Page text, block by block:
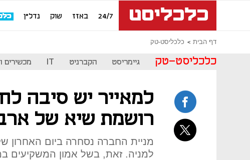
24/7 באזז שוק נדל"ן
דף הבית כלכליסט-טק
כלכליסט-טק גיימריסט הקברניט IT מכשירים
למאייר יש סיבה
רושמת שיא של
למניה. זאת, בשל אמון המשקיעים